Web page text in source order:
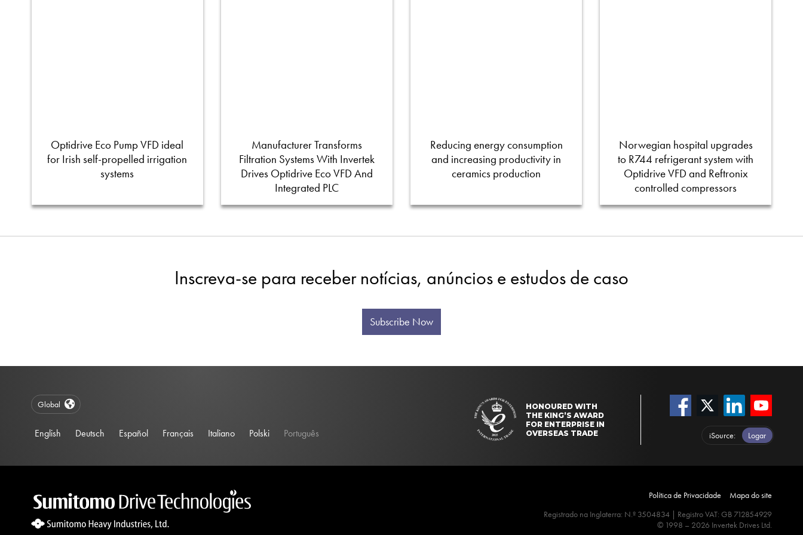
Optidrive Eco Pump VFD ideal
for Irish self-propelled irrigation
systems
Manufacturer Transforms
Filtration Systems With Invertek
Drives Optidrive Eco VFD And
Integrated PLC
Reducing energy consumption
and increasing productivity in
ceramics production
Norwegian hospital upgrades
to R744 refrigerant system with
Optidrive VFD and Reftronix
controlled compressors
Inscreva-se para receber notícias, anúncios e estudos de caso
Subscribe Now
HONOURED WITH
THE KING’S AWARD
FOR ENTERPRISE IN
OVERSEAS TRADE
iSource Logar
Global
English Deutsch Español Français Italiano Polski Português
Política de Privacidade
Mapa do site
Registrado na Inglaterra: N.º 3504834 | Registro VAT: GB 712854929
© 1998 – 2026 Invertek Drives Ltd.